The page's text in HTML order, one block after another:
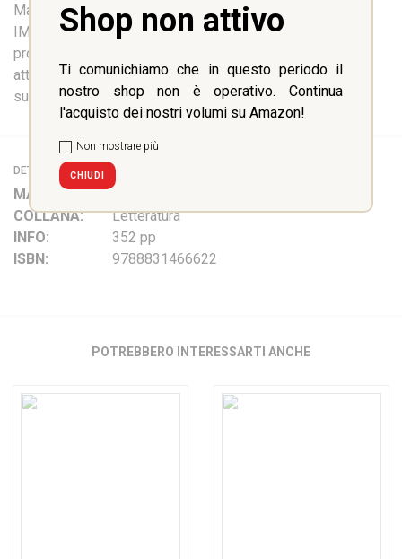
Shop non attivo
Ti comunichiamo che in questo periodo il
nostro shop non è operativo. Continua
l'acquisto dei nostri volumi su Amazon!
Non mostrare più
CHIUDI
Ma la vera sorpresa di questa nuova edizione sono le
IMPOSSIBLE INTERVIEWS. In questi video, dieci grandi
protagonisti della letteratura inglese vengono ricreati
attraverso l’IA e rispondono a domande sulle loro azioni,
sulle loro convinzioni e sul loro destino.
DETTAGLI
MATERIA:
COLLANA:
Letteratura
INFO:
352 pp
ISBN:
9788831466622
POTREBBERO INTERESSARTI ANCHE